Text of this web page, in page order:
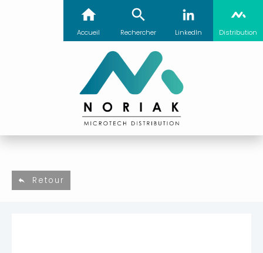
Accueil Rechercher LinkedIn Distribution
Retour